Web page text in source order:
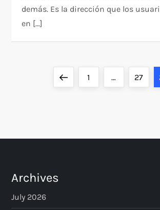
demás. Es la dirección que los
en […]
s
p
PreviousPage
1 … Page
27
Archives
July 2026